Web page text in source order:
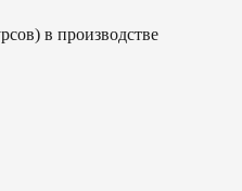
в производстве